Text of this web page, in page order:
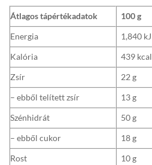
Átlagos tápértékadatok 100 g
Energia
1,840 kJ
Kalória
439 kcal
Zsír
22 g
– ebből telített zsír
13 g
Szénhidrát
50 g
– ebből cukor
18 g
Rost
10 g